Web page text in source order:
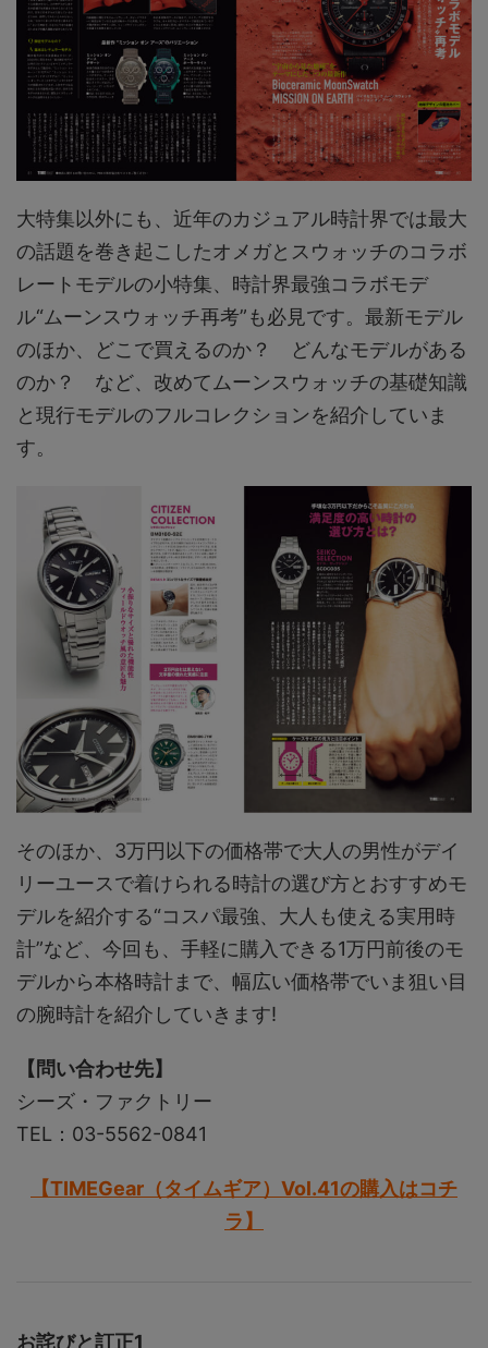
大特集以外にも、近年のカジュアル時計界では最大
の話題を巻き起こしたオメガとスウォッチのコラボ
レートモデルの小特集、時計界最強コラボモデ
ル“ムーンスウォッチ再考”も必見です。最新モデル
のほか、どこで買えるのか？ どんなモデルがある
のか？ など、改めてムーンスウォッチの基礎知識
と現行モデルのフルコレクションを紹介していま
す。
そのほか、3万円以下の価格帯で大人の男性がデイ
リーユースで着けられる時計の選び方とおすすめモ
デルを紹介する“コスパ最強、大人も使える実用時
計”など、今回も、手軽に購入できる1万円前後のモ
デルから本格時計まで、幅広い価格帯でいま狙い目
の腕時計を紹介していきます!
【問い合わせ先】
シーズ・ファクトリー
TEL：03-5562-0841
【TIMEGear（タイムギア）Vol.41の購入はコチ
ラ】
お詫びと訂正1